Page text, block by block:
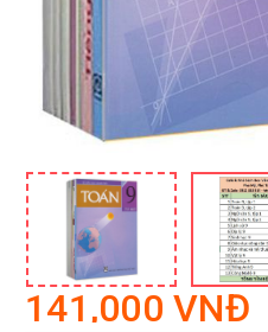
141,000 VNĐ